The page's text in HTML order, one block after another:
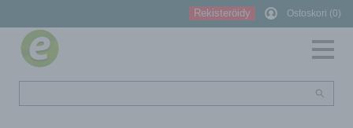
Rekisteröidy Ostoskori (0)